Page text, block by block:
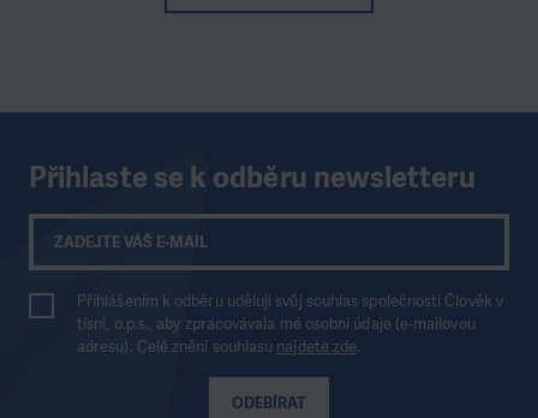
Přihlaste se k odběru newsletteru
ODEBÍRAT
Přihlášením k odběru uděluji svůj souhlas společnosti Člověk v
tísni, o.p.s., aby zpracovávala mé osobní údaje (e-mailovou
adresu). Celé znění souhlasu najdete zde.